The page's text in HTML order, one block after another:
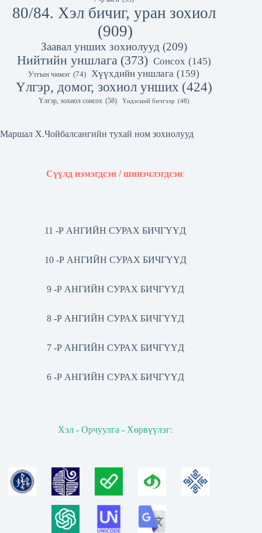
80/84. Хэл бичиг, уран зохиол
(909)
Заавал унших зохиолууд (209)
Нийтийн уншлага (373) Сонсох (145)
Утгын чимэг (74) Хүүхдийн уншлага (159)
Үлгэр, домог, зохиол унших (424)
Үлгэр, зохиол сонсох (58) Үндэсний бичгээр (48)
Маршал Х.Чойбалсангийн тухай ном зохиолууд
Сүүлд нэмэгдсэн / шинэчлэгдсэн:
11 -Р АНГИЙН СУРАХ БИЧГҮҮД
10 -Р АНГИЙН СУРАХ БИЧГҮҮД
9 -Р АНГИЙН СУРАХ БИЧГҮҮД
8 -Р АНГИЙН СУРАХ БИЧГҮҮД
7 -Р АНГИЙН СУРАХ БИЧГҮҮД
6 -Р АНГИЙН СУРАХ БИЧГҮҮД
Хэл - Орчуулга - Хөрвүүлэг: